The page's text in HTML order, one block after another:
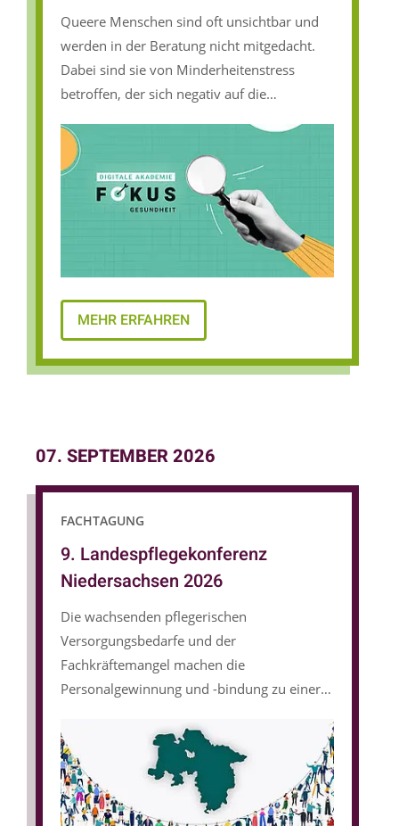
Queere Menschen sind oft unsichtbar und
werden in der Beratung nicht mitgedacht.
Dabei sind sie von Minderheitenstress
betroffen, der sich negativ auf die
vulnerable Gruppe sind trans*, inter* und
nicht-binäre Personen vermehrt auf
Hilfesysteme angewiesen. Die Fortbildung
will eine Grundlage für queer inklusive(re)
Räume schaffen, damit es im
MEHR ERFAHREN
07. SEPTEMBER 2026
FACHTAGUNG
9. Landespflegekonferenz
Niedersachsen 2026
Die wachsenden pflegerischen
Versorgungsbedarfe und der
Fachkräftemangel machen die
Personalgewinnung und -bindung zu einer
Sicherstellung der pflegerischen Versorgung.